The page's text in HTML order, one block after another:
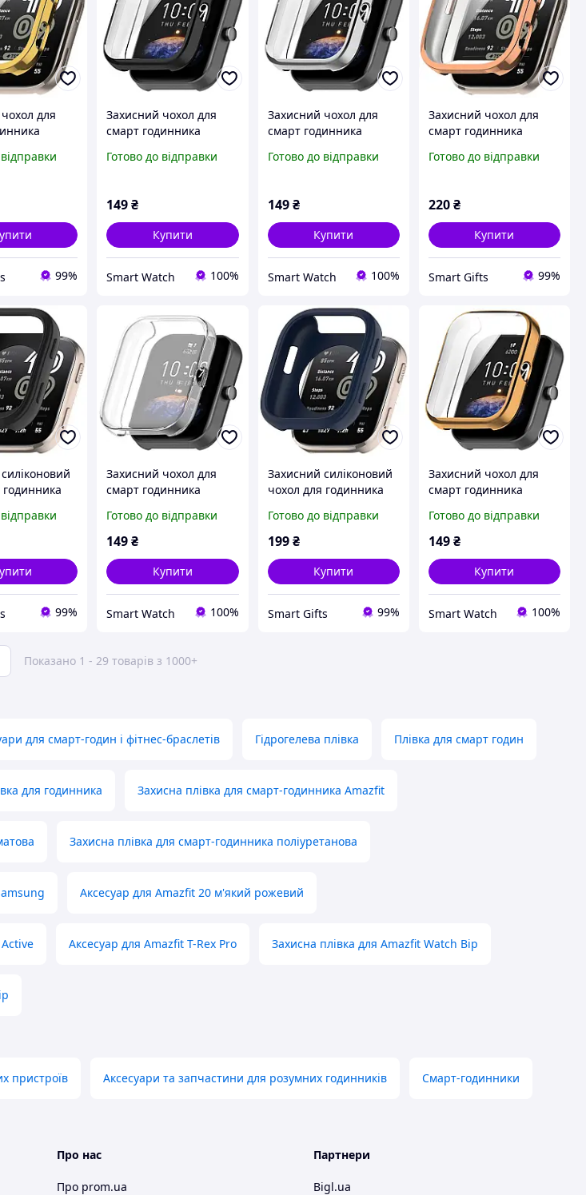
для
99%
Захисний чохол для
смарт годинника
чорний
Готово до відправки
149₴
Купити
Smart Watch 100%
Захисний чохол для
смарт годинника
сріблястий
Готово до відправки
149 ₴
Купити
Smart Watch 100%
Захисний чохол для
смарт годинника
золото
Готово до відправки
220₴
Купити
Smart Gifts 99%
99%
Захисний чохол для
смарт годинника
прозорий
Готово до відправки
149₴
Купити
Smart Watch 100%
Захисний силіконовий
чохол для годинника
синій
Готово до відправки
199 ₴
Купити
Smart Gifts 99%
Захисний чохол для
смарт годинника
рожеве золото
Готово до відправки
149₴
Купити
Smart Watch 100%
Показано 1 - 29 товарів з 1000+
для смарт-годин і фітнес-браслетів Гідрогелева плівка Плівка для смарт годин
для годинника Захисна плівка для смарт-годинника Amazfit
Захисна плівка для смарт-годинника поліуретанова
Аксесуар для Amazfit 20 м'який рожевий
Аксесуар для Amazfit T-Rex Pro Захисна плівка для Amazfit Watch Bip
пристроїв Аксесуари та запчастини для розумних годинників Смарт-годинники
Про нас
Про prom.ua
Партнери
Bigl.ua